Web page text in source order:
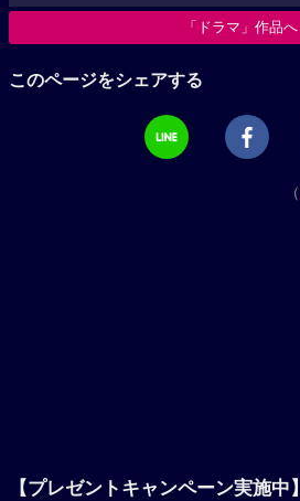
「ドラマ」作品へ
このページをシェアする
（
【プレゼントキャンペーン実施中】